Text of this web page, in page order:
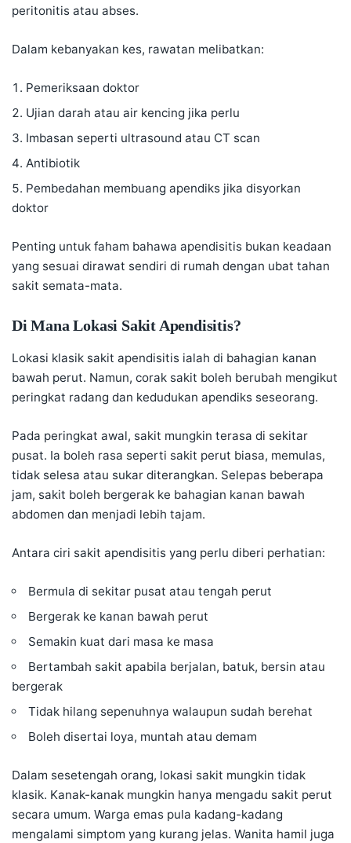
peritonitis atau abses.
Dalam kebanyakan kes, rawatan melibatkan:
Pemeriksaan doktor
Ujian darah atau air kencing jika perlu
Imbasan seperti ultrasound atau CT scan
Antibiotik
Pembedahan membuang apendiks jika disyorkan
doktor
Penting untuk faham bahawa apendisitis bukan keadaan
yang sesuai dirawat sendiri di rumah dengan ubat tahan
sakit semata-mata.
Di Mana Lokasi Sakit Apendisitis?
Lokasi klasik sakit apendisitis ialah di bahagian kanan
bawah perut. Namun, corak sakit boleh berubah mengikut
peringkat radang dan kedudukan apendiks seseorang.
Pada peringkat awal, sakit mungkin terasa di sekitar
pusat. Ia boleh rasa seperti sakit perut biasa, memulas,
tidak selesa atau sukar diterangkan. Selepas beberapa
jam, sakit boleh bergerak ke bahagian kanan bawah
abdomen dan menjadi lebih tajam.
Antara ciri sakit apendisitis yang perlu diberi perhatian:
Bermula di sekitar pusat atau tengah perut
Bergerak ke kanan bawah perut
Semakin kuat dari masa ke masa
Bertambah sakit apabila berjalan, batuk, bersin atau
bergerak
Tidak hilang sepenuhnya walaupun sudah berehat
Boleh disertai loya, muntah atau demam
Dalam sesetengah orang, lokasi sakit mungkin tidak
klasik. Kanak-kanak mungkin hanya mengadu sakit perut
secara umum. Warga emas pula kadang-kadang
mengalami simptom yang kurang jelas. Wanita hamil juga